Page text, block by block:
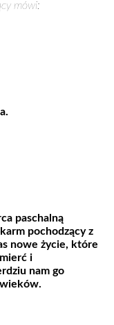
mówi:
paschalną
pochodzący z
nowe życie, które
i
nam go